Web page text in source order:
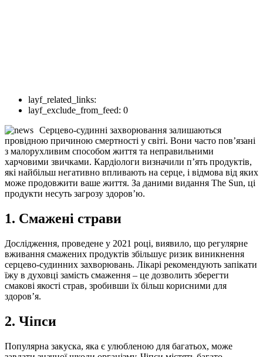
layf_related_links:
layf_exclude_from_feed: 0
Серцево-судинні захворювання залишаються
провідною причиною смертності у світі. Вони часто пов’язані
з малорухливим способом життя та неправильними
харчовими звичками. Кардіологи визначили п’ять продуктів,
які найбільш негативно впливають на серце, і відмова від яких
може продовжити ваше життя. За даними видання The Sun, ці
продукти несуть загрозу здоров’ю.
1. Смажені страви
Дослідження, проведене у 2021 році, виявило, що регулярне
вживання смажених продуктів збільшує ризик виникнення
серцево-судинних захворювань. Лікарі рекомендують запікати
їжу в духовці замість смаження – це дозволить зберегти
смакові якості страв, зробивши їх більш корисними для
здоров’я.
2. Чіпси
Популярна закуска, яка є улюбленою для багатьох, може